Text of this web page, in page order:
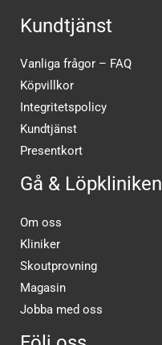
Kundtjänst
Vanliga frågor – FAQ
Köpvillkor
Integritetspolicy
Kundtjänst
Presentkort
Gå & Löpkliniken
Om oss
Kliniker
Skoutprovning
Magasin
Jobba med oss